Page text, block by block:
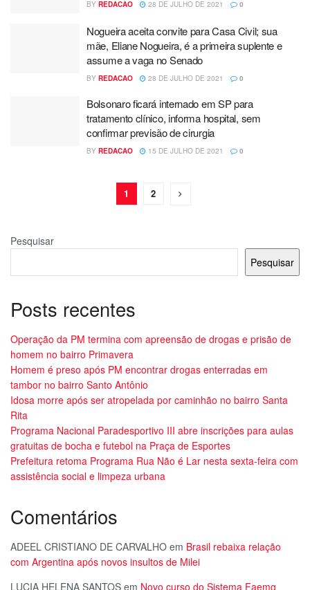
BY REDACAO 28 DE JULHO DE 2021 0
Nogueira aceita convite para Casa Civil; sua
mãe, Eliane Nogueira, é a primeira suplente e
assume a vaga no Senado
BY REDACAO 28 DE JULHO DE 2021 0
Bolsonaro ficará internado em SP para
tratamento clínico, informa hospital, sem
confirmar previsão de cirurgia
BY REDACAO 15 DE JULHO DE 2021 0
1 2
Pesquisar
Pesquisar
Posts recentes
Operação da PM termina com apreensão de drogas e prisão de
homem no bairro Primavera
Homem é preso após PM encontrar drogas enterradas em
tambor no bairro Santo Antônio
Idosa morre após ser atropelada por caminhão no bairro Santa
Rita
Programa Nacional Paradesportivo III abre inscrições para aulas
gratuitas de bocha e futebol na Praça de Esportes
Prefeitura retoma Programa Rua Não é Lar nesta sexta-feira com
assistência social e limpeza urbana
Comentários
ADEEL CRISTIANO DE CARVALHO em Brasil rebaixa relação
com Argentina após novos insultos de Milei
LUCIA HELENA SANTOS em Novo curso do Sistema Faemg